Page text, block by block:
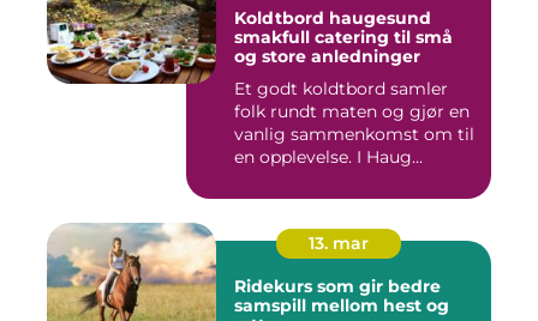
Koldtbord haugesund
smakfull catering til små
og store anledninger
Et godt koldtbord samler
folk rundt maten og gjør en
vanlig sammenkomst om til
en opplevelse. I Haug...
13. mar
Ridekurs som gir bedre
samspill mellom hest og